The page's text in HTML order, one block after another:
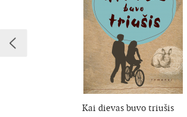
Kai dievas buvo triušis